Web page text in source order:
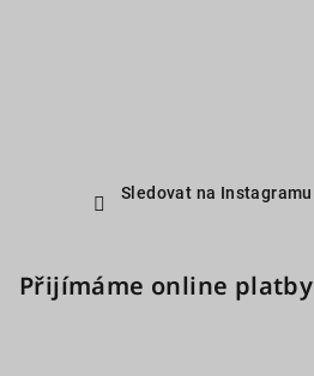
Sledovat na Instagramu
Přijímáme online platby